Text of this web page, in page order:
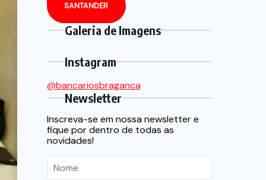
SANTANDER
Galeria de Imagens
Instagram
@bancariosbraganca
Newsletter
Inscreva-se em nossa newsletter e
fique por dentro de todas as
novidades!